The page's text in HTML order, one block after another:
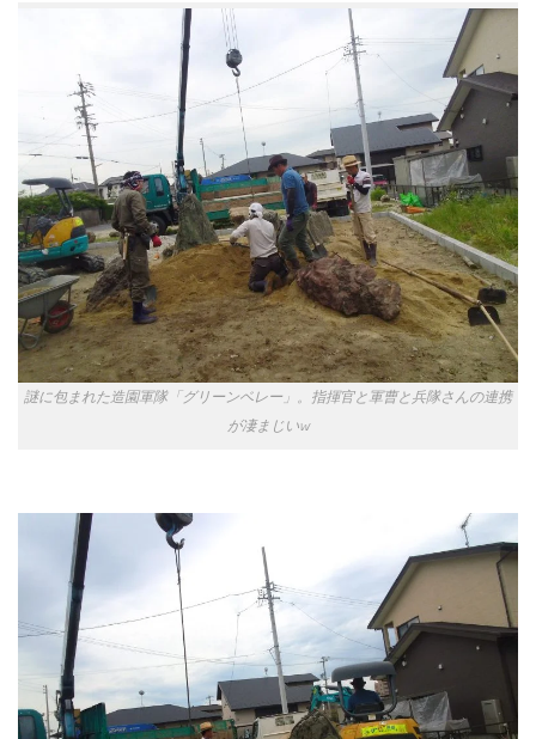
謎に包まれた造園軍隊「グリーンベレー」。指揮官と軍曹と兵隊さんの連携
が凄まじいw